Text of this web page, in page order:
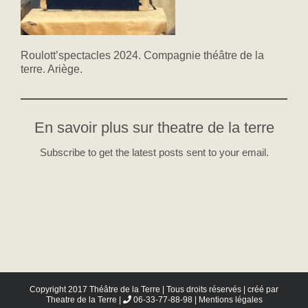
Roulott’spectacles 2024. Compagnie théâtre de la
terre. Ariège.
En savoir plus sur theatre de la terre
Subscribe to get the latest posts sent to your email.
Copyright 2017 Théâtre de la Terre | Tous droits réservés | créé par
Theatre de la Terre
06-33-77-88-98 | Mentions légales